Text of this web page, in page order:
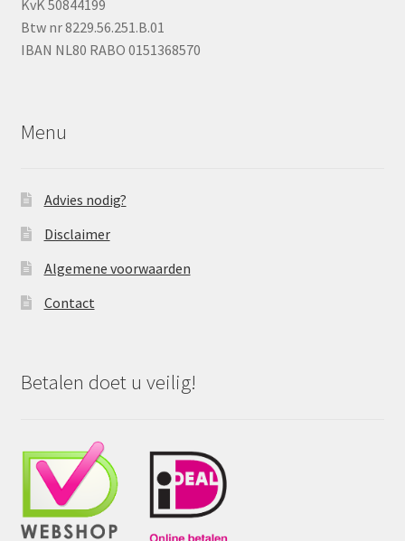
KvK 50844199
Btw nr 8229.56.251.B.01
IBAN NL80 RABO 0151368570
Menu
Advies nodig?
Disclaimer
Algemene voorwaarden
Contact
Betalen doet u veilig!